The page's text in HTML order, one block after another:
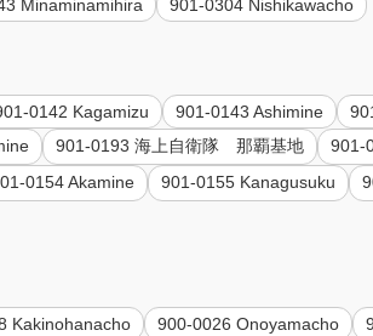
Minaminamihira 901-0304 Nishikawacho
0142 Kagamizu 901-0143 Ashimine
901-0193 海上自衛隊 那覇基地
901-
0154 Akamine 901-0155 Kanagusuku
Kakinohanacho 900-0026 Onoyamacho